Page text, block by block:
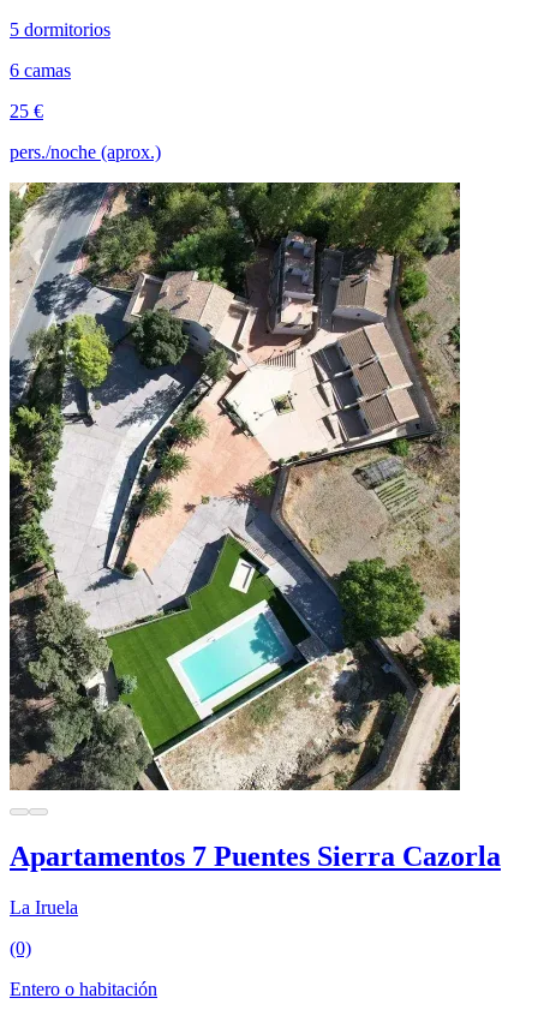
5 dormitorios
6 camas
25 €
pers./noche (aprox.)
Apartamentos 7 Puentes Sierra Cazorla
La Iruela
(0)
Entero o habitación